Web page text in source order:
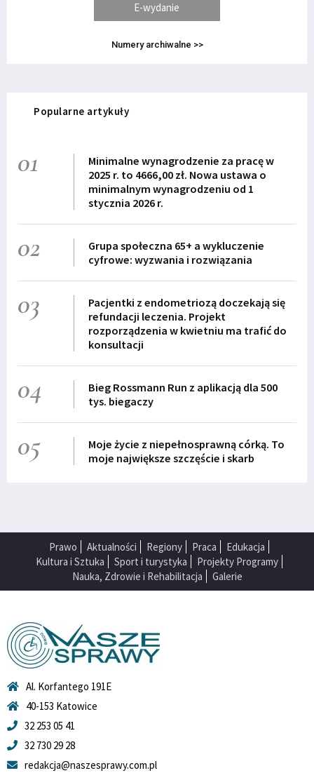
E-wydanie
Numery archiwalne >>
Popularne artykuły
01
Minimalne wynagrodzenie za pracę w
2025 r. to 4666,00 zł. Nowa ustawa o
minimalnym wynagrodzeniu od 1
stycznia 2026 r.
02
Grupa społeczna 65+ a wykluczenie
cyfrowe: wyzwania i rozwiązania
03
Pacjentki z endometriozą doczekają się
refundacji leczenia. Projekt
rozporządzenia w kwietniu ma trafić do
konsultacji
04
Bieg Rossmann Run z aplikacją dla 500
tys. biegaczy
05
Moje życie z niepełnosprawną córką. To
moje największe szczęście i skarb
Prawo Aktualności Regiony Praca
Edukacja
Kultura i Sztuka
Sport i turystyka
Projekty Programy
Nauka, Zdrowie i Rehabilitacja
Galerie
Al. Korfantego 191E
40-153 Katowice
32 253 05 41
32 730 29 28
redakcja@naszesprawy.com.pl